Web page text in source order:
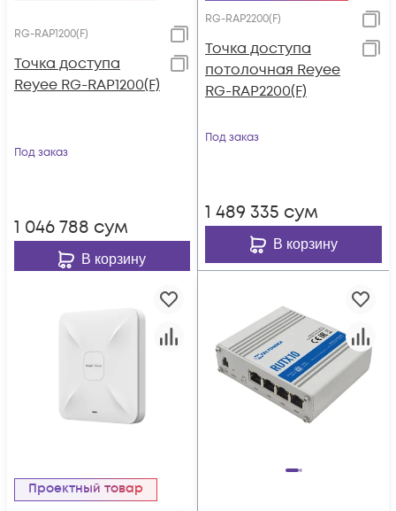
RG-RAP1200(F)
Точка доступа
Reyee RG-RAP1200(F)
Под заказ
1 046 788 сум
В корзину
RG-RAP2200(F)
Точка доступа
потолочная Reyee
RG-RAP2200(F)
Под заказ
1 489 335 сум
В корзину
Проектный товар